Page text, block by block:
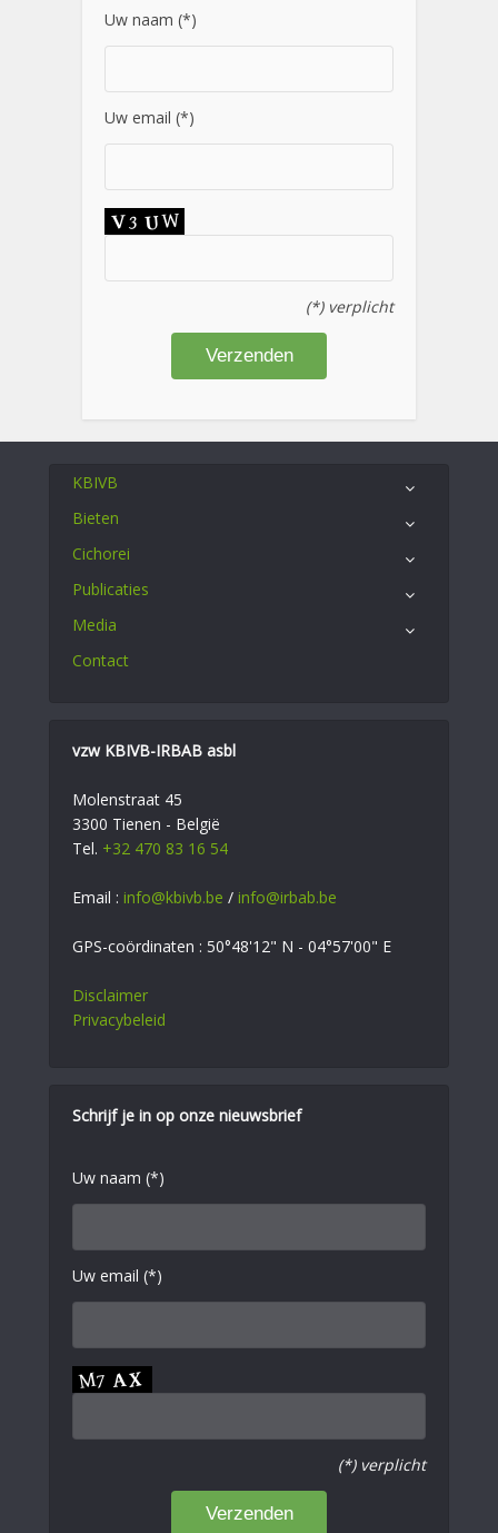
Uw naam (*)
Uw email (*)
(*) verplicht
KBIVB
Bieten
Cichorei
Publicaties
Media
Contact
vzw KBIVB-IRBAB asbl
Molenstraat 45
3300 Tienen - België
Tel. +32 470 83 16 54
Email : info@kbivb.be / info@irbab.be
GPS-coördinaten : 50°48'12" N - 04°57'00" E
Disclaimer
Privacybeleid
Schrijf je in op onze nieuwsbrief
Uw naam (*)
Uw email (*)
(*) verplicht